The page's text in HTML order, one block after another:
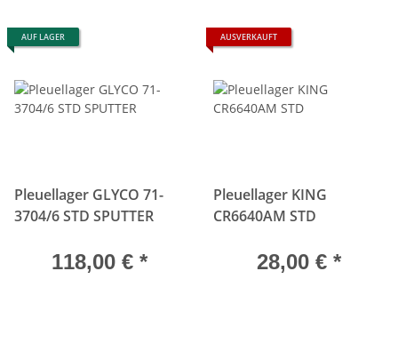
AUF LAGER
Pleuellager GLYCO 71-
3704/6 STD SPUTTER
118,00 € *
AUSVERKAUFT
Pleuellager KING
CR6640AM STD
28,00 € *